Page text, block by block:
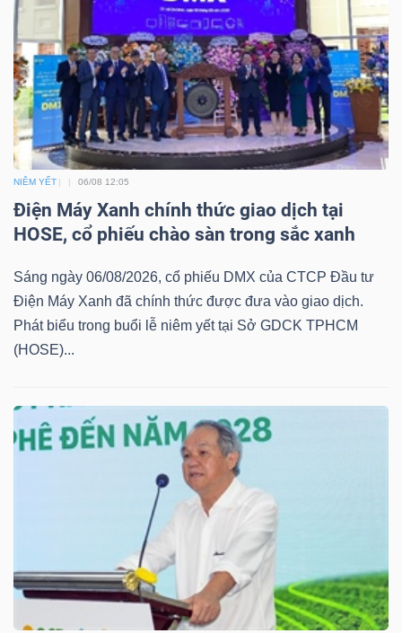
NIÊM YẾT 06/08 12:05
Điện Máy Xanh chính thức giao dịch tại
HOSE, cổ phiếu chào sàn trong sắc xanh
Sáng ngày 06/08/2026, cổ phiếu DMX của CTCP Đầu tư
Điện Máy Xanh đã chính thức được đưa vào giao dịch.
Phát biểu trong buổi lễ niêm yết tại Sở GDCK TPHCM
(HOSE)...
VĨ
MÔ
NGÀNH
NGHIỆP
TRÁI